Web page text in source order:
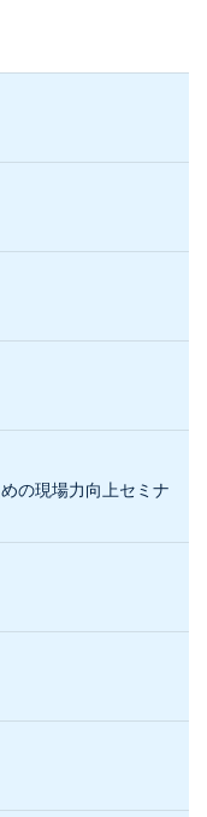
の現場力向上セミナ